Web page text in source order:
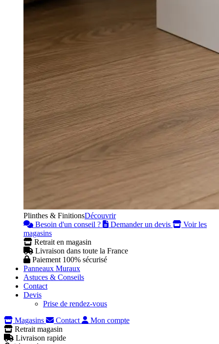
Plinthes & FinitionsDécouvrir
Besoin d'un conseil ?
Demander un devis
Voir les
magasins
Retrait en magasin
Livraison dans toute la France
Paiement 100% sécurisé
Panneaux Muraux
Astuces & Conseils
Contact
Devis
Prise de rendez-vous
Magasins
Contact
Mon compte
Retrait magasin
Livraison rapide